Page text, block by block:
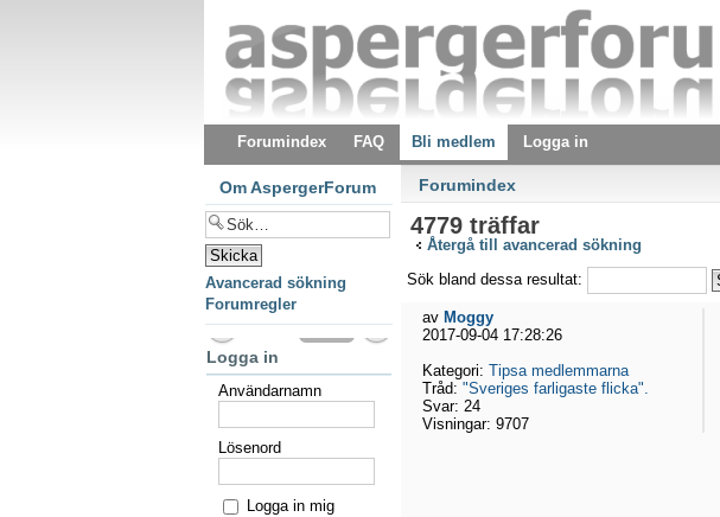
Forumindex FAQ Bli medlem Logga in
Forumindex
4779 träffar
Återgå till avancerad sökning
Sök bland dessa resultat:
av Moggy
2017-09-04 17:28:26
Kategori: Tipsa medlemmarna
Tråd: "Sveriges farligaste flicka".
Svar: 24
Visningar: 9707
Om AspergerForum
Avancerad sökning
Forumregler
Logga in
Användarnamn
Lösenord
Logga in mig